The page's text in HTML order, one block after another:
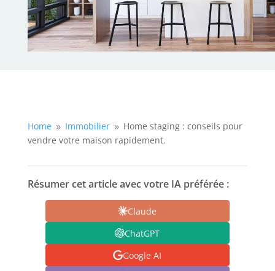
Home 9 Immobilier 9 Home staging : conseils pour
vendre votre maison rapidement.
Résumer cet article avec votre IA préférée :
Claude
ChatGPT
Google AI